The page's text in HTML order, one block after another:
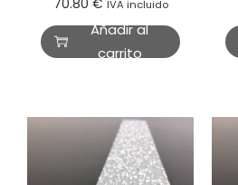
IVA incluido
Añadir al
carrito